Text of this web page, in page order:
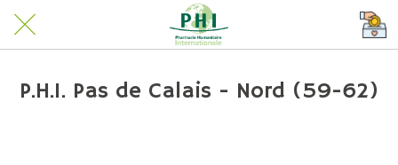
P.H.I. Pas de Calais - Nord (59-62)